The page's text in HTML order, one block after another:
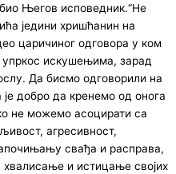
Његов исповедник.“Не
једини хришћанин на
царичиног одговора у ком
искушењима, зарад
Да бисмо одговорили на
добро да кренемо од онога
не можемо асоцирати са
агресивност,
свађа и расправа,
и истицање својих